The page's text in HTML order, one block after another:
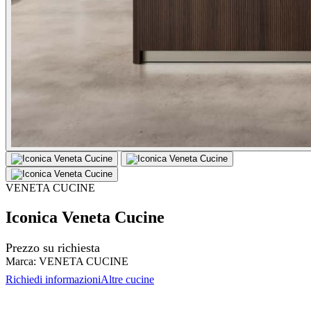
VENETA CUCINE
Iconica Veneta Cucine
Prezzo su richiesta
Marca: VENETA CUCINE
Richiedi informazioniAltre cucine